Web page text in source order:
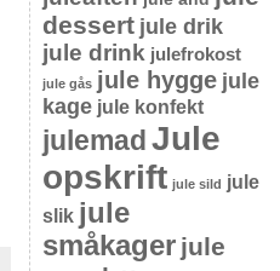
dessert jule drik
jule drink julefrokost
jule gås jule hygge jule
kage jule konfekt
julemad Jule
opskrift jule sild jule
slik jule
småkager jule